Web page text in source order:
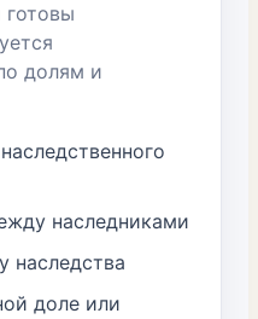
долям и
наследниками
наследства
доле или